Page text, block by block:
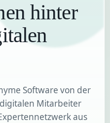
hinter
Software von der
Mitarbeiter
aus